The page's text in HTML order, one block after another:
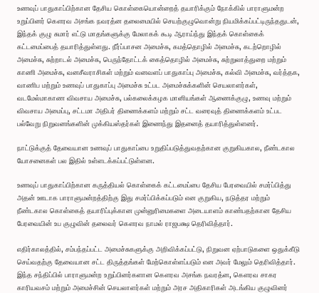
உணவுப் பாதுகாப்பிற்கான தேசிய கொள்கையொன்றைத் தயாரிக்கும் நோக்கில் பாராளுமன்ற
உறுப்பினர் கௌரவ அசங்க நவரத்ன தலைமையில் செயற்குழுவொன்று நியமிக்கப்பட்டிருந்ததுடன்,
இந்தக் குழு சுமார் எட்டு மாதங்களுக்கு மேலாகக் கூடி ஆராய்ந்து இந்தக் கொள்கைக்
கட்டமைப்பைத் தயாரித்துள்ளது. நீர்ப்பாசன அமைச்சு, கமத்தொழில் அமைச்சு, கடற்றொழில்
அமைச்சு, சுற்றாடல் அமைச்சு, பெருந்தோட்டக் கைத்தொழில் அமைச்சு, சுற்றுலாத்துறை மற்றும்
காணி அமைச்சு, வனசீவராசிகள் மற்றும் வனவளப் பாதுகாப்பு அமைச்சு, கல்வி அமைச்சு, வர்த்தக,
வாணிப மற்றும் உணவுப் பாதுகாப்பு அமைச்சு உட்பட அமைச்சுக்களின் செயலாளர்கள்,
வடமேல்மாகாண விவசாய அமைச்சு, பல்கலைக்கழக மானியங்கள் ஆணைக்குழு, உணவு மற்றும்
விவசாய அமைப்பு, சட்டமா அதிபர் திணைக்களம் மற்றும் சட்ட வரைவுத் திணைக்களம் உட்பட
பல்வேறு நிறுவனங்களின் முக்கியஸ்தர்கள் இணைந்து இதனைத் தயாரித்துள்ளனர்.
நாட்டுக்குத் தேவையான உணவுப் பாதுகாப்பை உறுதிப்படுத்துவதற்கான குறுகியகால, நீண்டகால
யோசனைகள் பல இதில் உள்ளடக்கப்பட்டுள்ளன.
உணவுப் பாதுகாப்பிற்கான கருத்தியல் கொள்கைக் கட்டமைப்பை தேசிய பேரவையில் சமர்ப்பித்து
அதன் ஊடாக பாராளுமன்றத்திற்கு இது சமர்ப்பிக்கப்படும் என குறுகிய, நடுத்தர மற்றும்
நீண்டகால கொள்கைத் தயாரிப்புக்கான முன்னுரிமைகளை அடையாளம் காண்பதற்கான தேசிய
பேரவையின் உப குழுவின் தலைவர் கௌரவ நாமல் ராஜபக்ஷ தெரிவித்தார்.
எதிர்காலத்தில், சம்பந்தப்பட்ட அமைச்சுகளுக்கு அறிவிக்கப்பட்டு, நிறுவன ஏற்பாடுகளை ஒதுக்கீடு
செய்வதற்கு தேவையான சட்ட திருத்தங்கள் மேற்கொள்ளப்படும் என அவர் மேலும் தெரிவித்தார்.
இந்த சந்திப்பில் பாராளுமன்ற உறுப்பினர்களான கௌரவ அசங்க நவரத்ன, கௌரவ சாகர
காரியவசம் மற்றும் அமைச்சின் செயலாளர்கள் மற்றும் அரச அதிகாரிகள் அடங்கிய குழுவினர்